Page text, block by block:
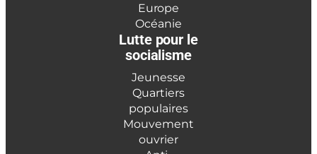
Europe
Océanie
Lutte pour le
socialisme
Jeunesse
Quartiers
populaires
Mouvement
ouvrier